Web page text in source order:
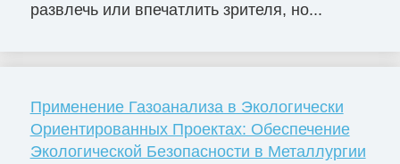
развлечь или впечатлить зрителя, но...
Применение Газоанализа в Экологически
Ориентированных Проектах: Обеспечение
Экологической Безопасности в Металлургии